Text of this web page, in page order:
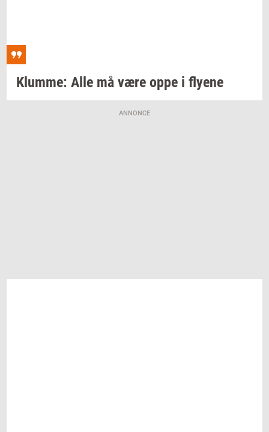
Klum­me: Alle må være oppe i fly­e­ne
ANNONCE